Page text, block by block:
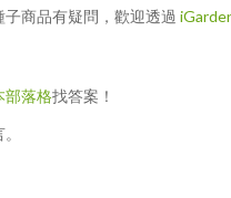
商品有疑問，歡迎透過
部落格找答案！